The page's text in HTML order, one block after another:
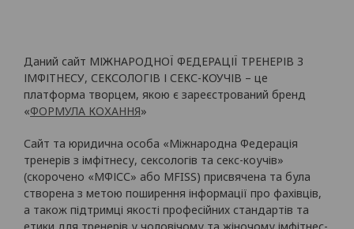
Даний сайт МІЖНАРОДНОЇ ФЕДЕРАЦІЇ ТРЕНЕРІВ З
ІМФІТНЕСУ, СЕКСОЛОГІВ І СЕКС-КОУЧІВ – це
платформа творцем, якою є зареєстрований бренд
«ФОРМУЛА КОХАННЯ»
Сайт та юридична особа «Міжнародна Федерація
тренерів з імфітнесу, сексологів та секс-коучів»
(скорочено «МФІСС» або MFISS) присвячена та була
створена з метою поширення інформації про фахівців,
а також підтримці якості професійних стандартів та